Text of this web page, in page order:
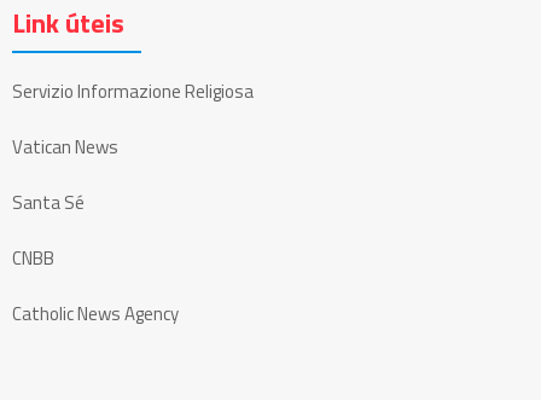
Link úteis
Servizio Informazione Religiosa
Vatican News
Santa Sé
CNBB
Catholic News Agency